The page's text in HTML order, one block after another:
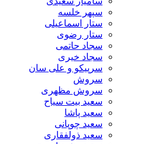
سپهر خلسه
ستار اسماعیلی
ستار رضوی
سجاد حاتمی
سجاد خیری
سرپیکو و علی سان
سروش
سروش مظهری
سعید بیت سیاح
سعید پاشا
سعید چوپانی
سعید ذولفقاری